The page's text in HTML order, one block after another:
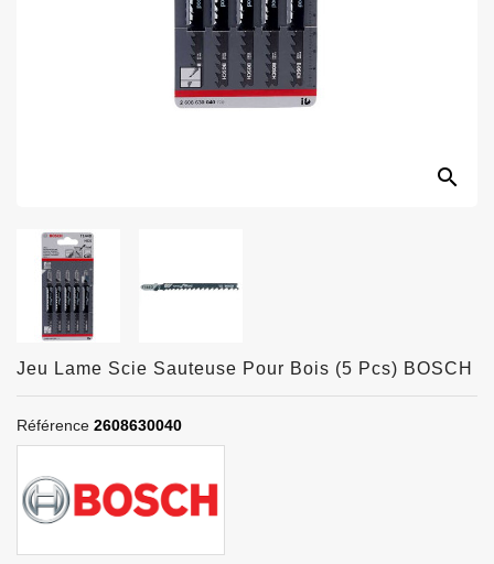
search
Jeu Lame Scie Sauteuse Pour Bois (5 Pcs) BOSCH
Référence 2608630040